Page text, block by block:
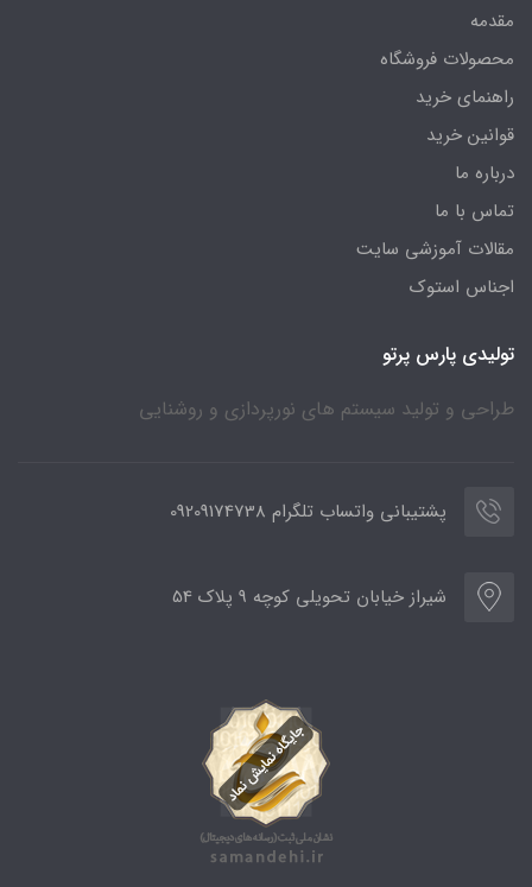
مقدمه
محصولات فروشگاه
راهنمای خرید
قوانین خرید
درباره ما
تماس با ما
مقالات آموزشی سایت
اجناس استوک
تولیدی پارس پرتو
طراحی و تولید سیستم های نورپردازی و روشنایی
پشتیبانی واتساب تلگرام 09209174738
شیراز خیابان تحویلی کوچه 9 پلاک 54